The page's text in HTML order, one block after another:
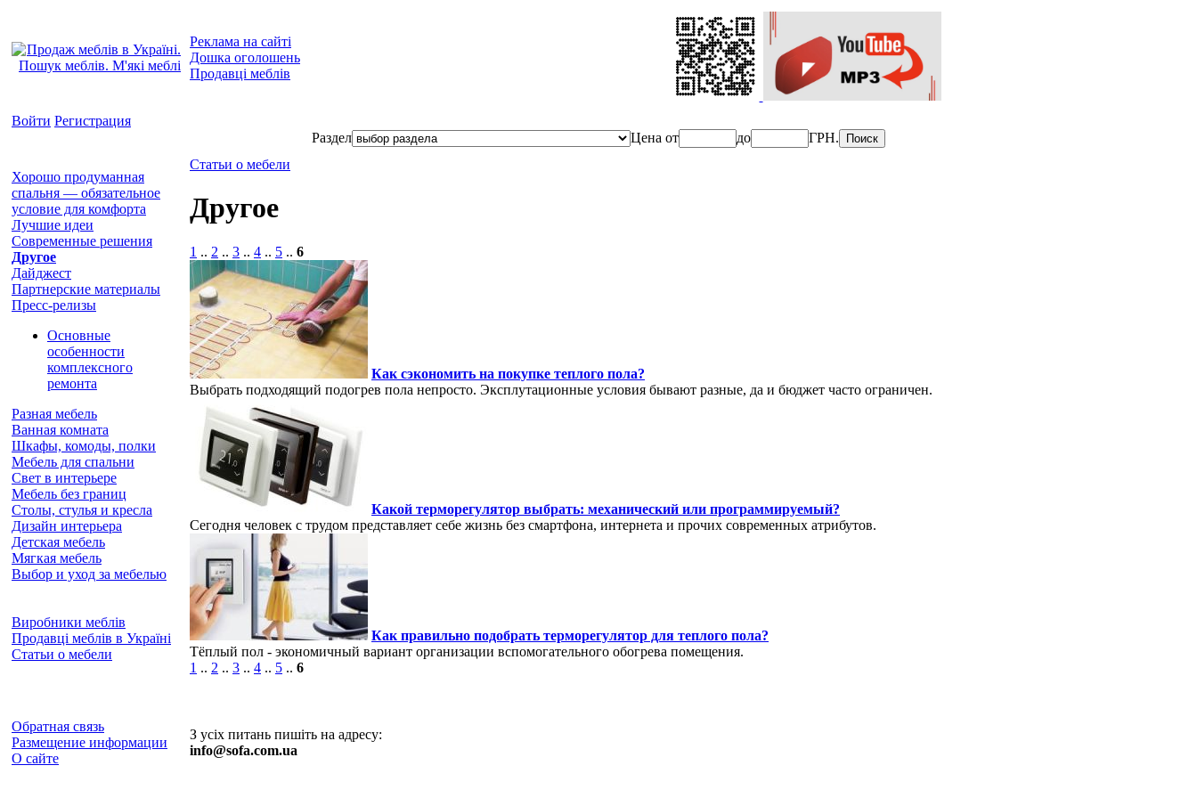
Реклама на сайті
Дошка оголошень
Продавці меблів
Войти Регистрация
Раздел
Ценa от до ГРН.
Хорошо продуманная
спальня — обязательное
условие для комфорта
Лучшие идеи
Современные решения
Другое
Дайджест
Партнерские материалы
Пресс-релизы
Основные
особенности
комплексного
ремонта
Разная мебель
Ванная комната
Шкафы, комоды, полки
Мебель для спальни
Свет в интерьере
Мебель без границ
Столы, стулья и кресла
Дизайн интерьера
Детская мебель
Мягкая мебель
Выбор и уход за мебелью
Виробники меблів
Продавці меблів в Україні
Статьи о мебели
Статьи о мебели
Другое
1 .. 2 .. 3 .. 4 .. 5 .. 6
Как сэкономить на покупке теплого пола?
Выбрать подходящий подогрев пола непросто. Эксплутационные условия бывают разные, да и бюджет часто ограничен.
Какой терморегулятор выбрать: механический или программируемый?
Сегодня человек с трудом представляет себе жизнь без смартфона, интернета и прочих современных атрибутов.
Как правильно подобрать терморегулятор для теплого пола?
Тёплый пол - экономичный вариант организации вспомогательного обогрева помещения.
1 .. 2 .. 3 .. 4 .. 5 .. 6
Обратная связь
Размещение информации
О сайте
З усіх питань пишіть на адресу:
info@sofa.com.ua